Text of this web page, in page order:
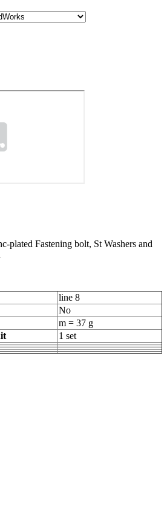
plated Fastening bolt, St Washers and
line 8
No
m = 37 g
1 set